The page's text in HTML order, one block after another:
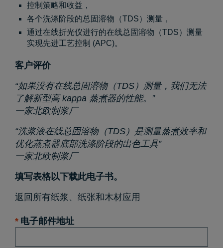
控制策略和收益，
各个洗涤阶段的总固溶物（TDS）测量，
通过在线折光仪进行的在线总固溶物（TDS）测量
实现先进工艺控制 (APC)。
客户评价
“如果没有在线总固溶物（TDS）测量，我们无法
了解新型高 kappa 蒸煮器的性能。”
一家北欧制浆厂
“洗浆液在线总固溶物（TDS）是测量蒸煮效率和
优化蒸煮器底部洗涤阶段的出色工具”
一家北欧制浆厂
填写表格以下载此电子书。
返回所有纸浆、纸张和木材应用
* 电子邮件地址